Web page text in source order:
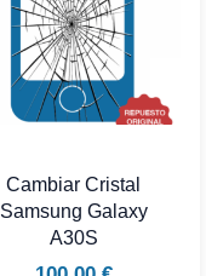
Cambiar Cristal
Samsung Galaxy
A30S